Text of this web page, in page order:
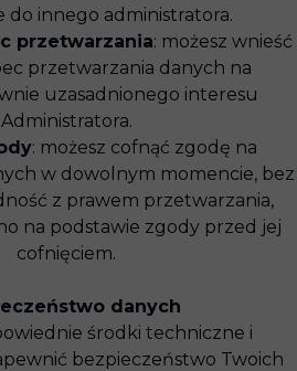
do innego administratora.
przetwarzania: możesz wnieść
przetwarzania danych na
uzasadnionego interesu
Administratora.
: możesz cofnąć zgodę na
w dowolnym momencie, bez
z prawem przetwarzania,
na podstawie zgody przed jej
cofnięciem.
danych
środki techniczne i
bezpieczeństwo Twoich